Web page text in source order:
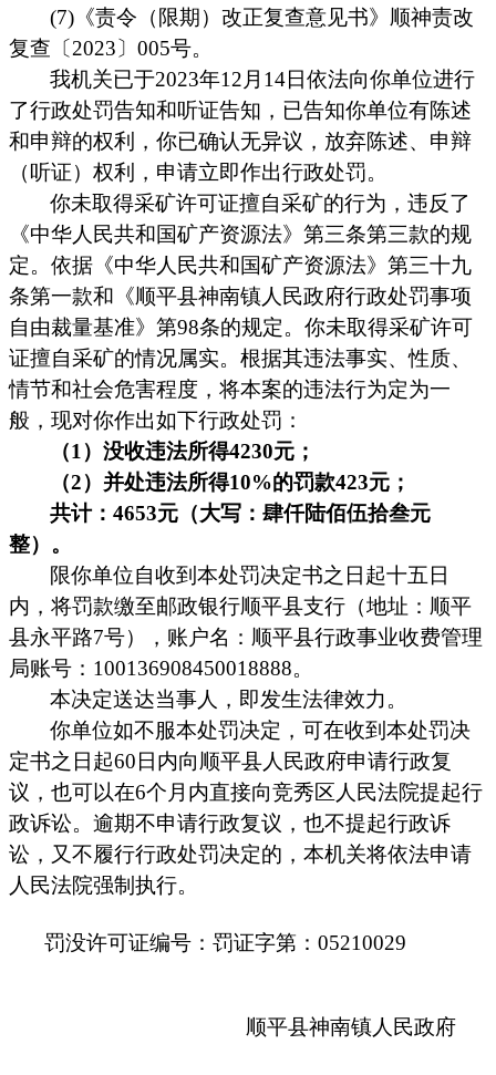
(7)《责令（限期）改正复查意见书》顺神责改
复查〔2023〕005号。
我机关已于2023年12月14日依法向你单位进行
了行政处罚告知和听证告知， 已告知你单位有陈述
和申辩的权利， 你已确认无异议，放弃陈述、申辩
（听证）权利，申请立即作出行政处罚。
你未取得采矿许可证擅自采矿的行为，违反了
《中华人民共和国矿产资源法》第三条第三款的规
定。依据《中华人民共和国矿产资源法》第三十九
条第一款和《顺平县神南镇人民政府行政处罚事项
自由裁量基准》第98条的规定。你未取得采矿许可
证擅自采矿的情况属实。根据其违法事实、性质、
情节和社会危害程度，将本案的违法行为定为一
般，现对你作出如下行政处罚：
（1）没收违法所得4230元 ；
（2）并处违法所得10%的罚款423元；
共计：4653元（大写：肆仟陆佰伍拾叁元
整）。
限你单位自收到本处罚决定书之日起十五日
内，将罚款缴至邮政银行顺平县支行（地址：顺平
县永平路7号），账户名：顺平县行政事业收费管理
局账号： 100136908450018888。
本决定送达当事人，即发生法律效力。
你单位如不服本处罚决定，可在收到本处罚决
定书之日起60日内向顺平县人民政府申请行政复
议，也可以在6个月内直接向竞秀区 人民法院提起行
政诉讼。 逾期不申请行政复议，也不提起行政诉
讼，又不履行行政处罚决定的，本机关将依法申请
人民法院强制执行。
罚没许可证编号： 罚证字第： 05210029
顺平县神南镇人民政府